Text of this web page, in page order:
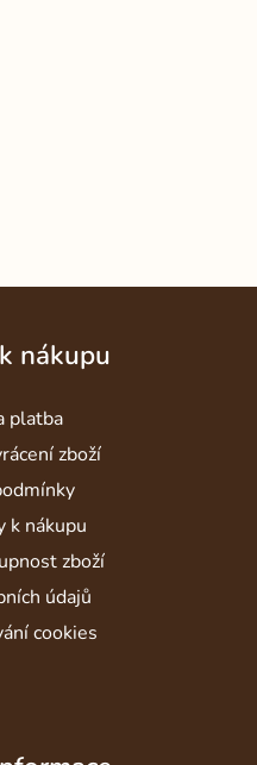
nákupu
platba
zboží
k nákupu
zboží
údajů
cookies